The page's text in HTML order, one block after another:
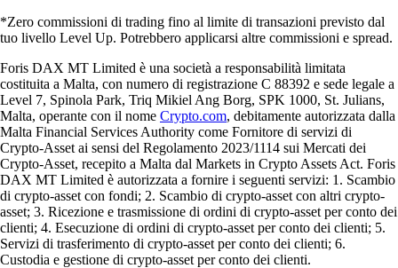
*Zero commissioni di trading fino al limite di transazioni previsto dal
tuo livello Level Up. Potrebbero applicarsi altre commissioni e spread.
Foris DAX MT Limited è una società a responsabilità limitata
costituita a Malta, con numero di registrazione C 88392 e sede legale a
Level 7, Spinola Park, Triq Mikiel Ang Borg, SPK 1000, St. Julians,
Malta, operante con il nome Crypto.com, debitamente autorizzata dalla
Malta Financial Services Authority come Fornitore di servizi di
Crypto-Asset ai sensi del Regolamento 2023/1114 sui Mercati dei
Crypto-Asset, recepito a Malta dal Markets in Crypto Assets Act. Foris
DAX MT Limited è autorizzata a fornire i seguenti servizi: 1. Scambio
di crypto-asset con fondi; 2. Scambio di crypto-asset con altri crypto-
asset; 3. Ricezione e trasmissione di ordini di crypto-asset per conto dei
clienti; 4. Esecuzione di ordini di crypto-asset per conto dei clienti; 5.
Servizi di trasferimento di crypto-asset per conto dei clienti; 6.
Custodia e gestione di crypto-asset per conto dei clienti.